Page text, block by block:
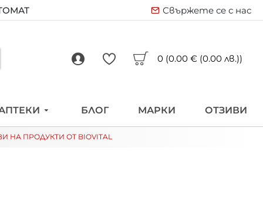
Свържете се с нас
0 (0.00 € (0.00 лв.))
БЛОГ МАРКИ ОТЗИВИ
НА ПРОДУКТИ ОТ BIOVITAL